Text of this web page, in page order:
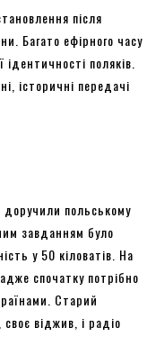
після
Багато ефірного часу
поляків.
історичні передачі
доручили польському
завданням було
у 50 кіловатів. На
спочатку потрібно
Старий
віджив, і радіо